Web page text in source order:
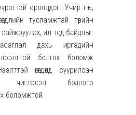
оролцдог. Учир нь,
тусламжтай төрийн
сайжруулах, ил тод байдлыг
дахь иргэдийн
болгох боломж
өгөгдөлд суурилсан
чиглэсэн бодлого
боломжтой.